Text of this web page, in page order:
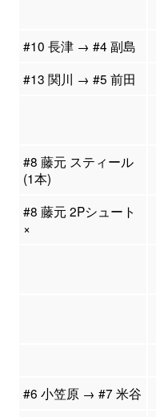
#10 長津 → #4 副島
#13 関川 → #5 前田
#8 藤元 スティール
(1本)
#8 藤元 2Pシュート
×
#6 小笠原 → #7 米谷